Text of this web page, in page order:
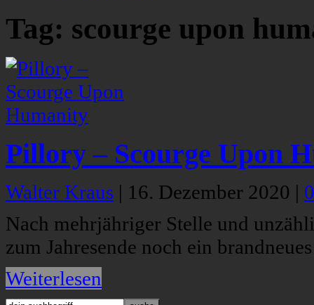
Tag: scourge upon
Pillory – Scourge Upon
Walter Kraus | 16. Dezember 2020 |
Nach mehrjähriger Stelle und
zum Jahresende noch ein
Weiterlesen